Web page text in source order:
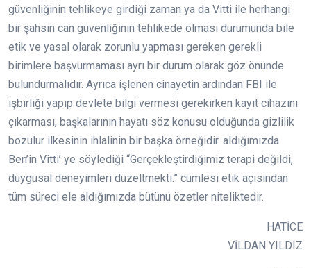
güvenliğinin tehlikeye girdiği zaman ya da Vitti ile herhangi
bir şahsın can güvenliğinin tehlikede olması durumunda bile
etik ve yasal olarak zorunlu yapması gereken gerekli
birimlere başvurmaması ayrı bir durum olarak göz önünde
bulundurmalıdır. Ayrıca işlenen cinayetin ardından FBI ile
işbirliği yapıp devlete bilgi vermesi gerekirken kayıt cihazını
çıkarması, başkalarının hayatı söz konusu olduğunda gizlilik
bozulur ilkesinin ihlalinin bir başka örneğidir. aldığımızda
Ben’in Vitti’ ye söylediği “Gerçekleştirdiğimiz terapi değildi,
duygusal deneyimleri düzeltmekti.” cümlesi etik açısından
tüm süreci ele aldığımızda bütünü özetler niteliktedir.
HATİCE
VİLDAN YILDIZ